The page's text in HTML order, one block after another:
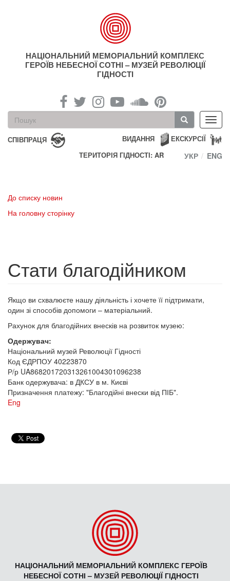
НАЦІОНАЛЬНИЙ МЕМОРІАЛЬНИЙ КОМПЛЕКС
ГЕРОЇВ НЕБЕСНОЇ СОТНІ – МУЗЕЙ РЕВОЛЮЦІЇ
ГІДНОСТІ
Пошукова
форма
Пошук
СПІВПРАЦЯ ЕКСКУРСІЇ
ВИДАННЯ
ТЕРИТОРІЯ ГІДНОСТІ: AR
УКР ENG
До списку новин
На головну сторінку
Стати благодійником
Якщо ви схвалюєте нашу діяльність і хочете її підтримати,
один зі способів допомоги – матеріальний.
Рахунок для благодійних внесків на розвиток музею:
Одержувач:
Національний музей Революції Гідності
Код ЄДРПОУ 40223870
Р/р UA868201720313261004301096238
Банк одержувача: в ДКСУ в м. Києві
Призначення платежу: "Благодійні внески від ПІБ".
Eng
НАЦІОНАЛЬНИЙ МЕМОРІАЛЬНИЙ КОМПЛЕКС ГЕРОЇВ
НЕБЕСНОЇ СОТНІ – МУЗЕЙ РЕВОЛЮЦІЇ ГІДНОСТІ